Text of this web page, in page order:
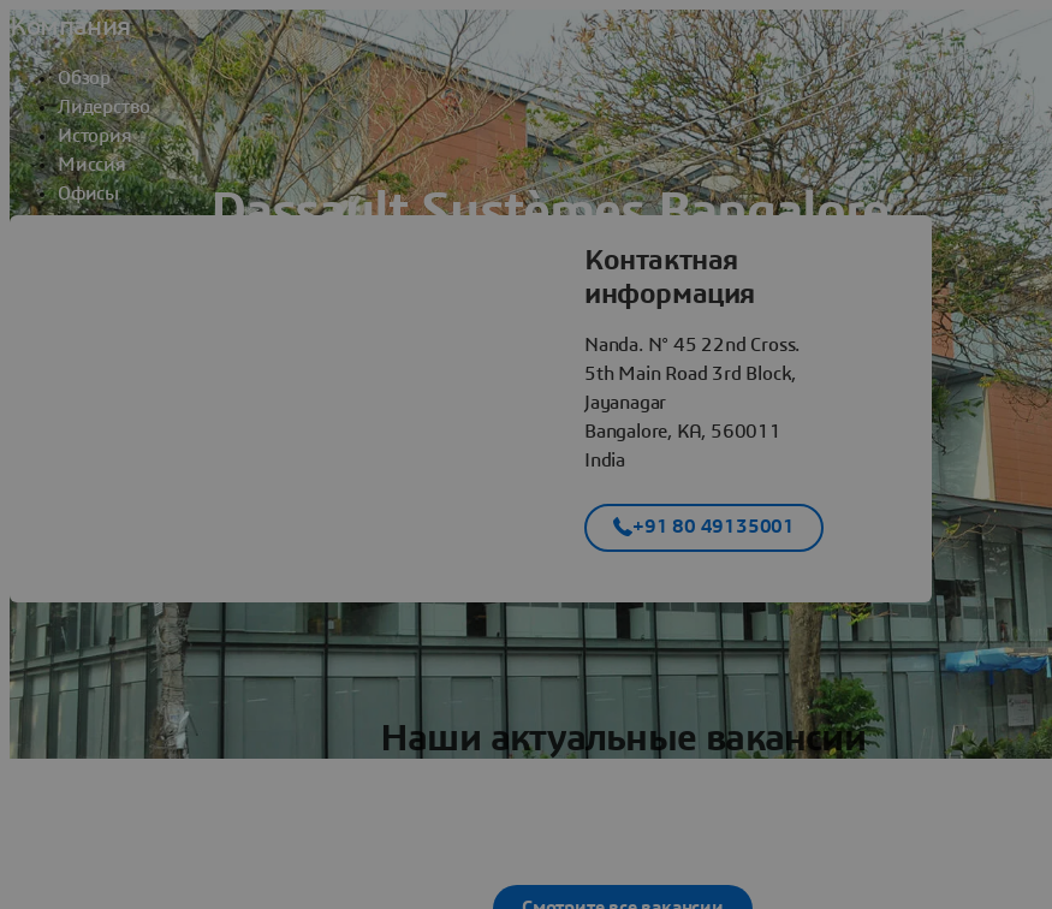
Компания
Обзор
Лидерство
История
Миссия
Офисы
Dassault Systèmes Bangalore
Контактная
информация
Nanda. N° 45 22nd Cross.
5th Main Road 3rd Block,
Jayanagar
Bangalore, KA, 560011
India
+91 80 49135001
Наши актуальные вакансии